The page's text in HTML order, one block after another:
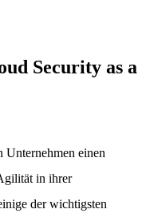
Security as a
Unternehmen einen
in ihrer
der wichtigsten